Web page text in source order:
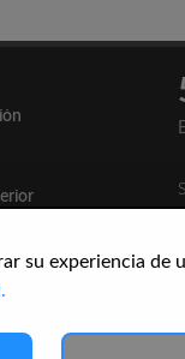
su experiencia de